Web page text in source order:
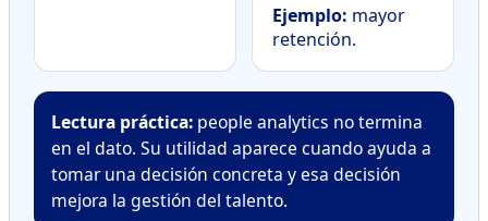
Ejemplo: mayor
retención.
Lectura práctica: people analytics no termina
en el dato. Su utilidad aparece cuando ayuda a
tomar una decisión concreta y esa decisión
mejora la gestión del talento.